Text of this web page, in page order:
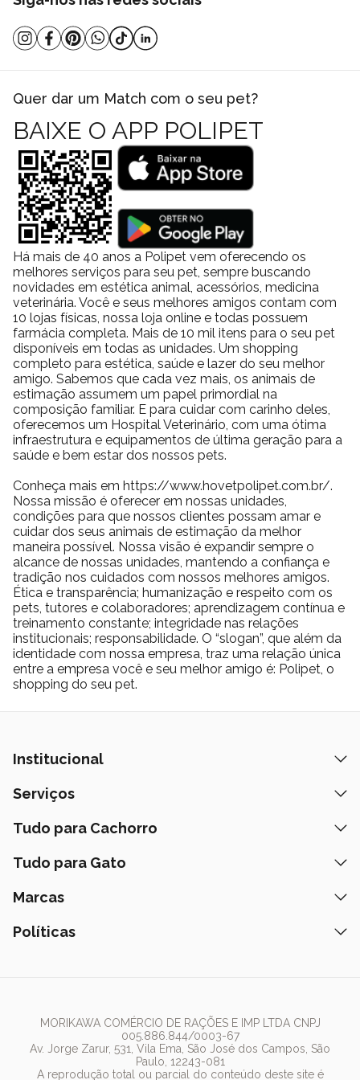
Não. A leitura pode ser feita diretamente pela câmera do celular
ou por qualquer aplicativo leitor de QR Code.
Sim. O perfil do pet pode ser atualizado sempre que necessário,
garantindo que as informações estejam sempre corretas.
A coleira machuca ou incomoda o pet?
Não. Os materiais foram escolhidos para oferecer conforto,
flexibilidade e segurança, sem puxar os pelos ou causar atrito
excessivo.
Uma escolha que combina cuidado, inovação e
tranquilidade
A Coleira Toh com Tag ID QR Code Coral P não é apenas um
acessório bonito. Ela é uma ferramenta de proteção ativa,
pensada para o mundo real, onde imprevistos acontecem. Ao unir
tecnologia acessível, materiais de alta qualidade e um design
funcional, ela entrega mais do que estilo: entrega tranquilidade
no dia a dia e uma chance real de reencontro rápido caso algo
saia do planejado.
Quer dar um Match com o seu pet?
BAIXE O APP POLIPET
Há mais de 40 anos a Polipet vem oferecendo os
melhores serviços para seu pet, sempre buscando
novidades em estética animal, acessórios, medicina
veterinária. Você e seus melhores amigos contam com
10 lojas físicas, nossa loja online e todas possuem
farmácia completa. Mais de 10 mil itens para o seu pet
disponíveis em todas as unidades. Um shopping
completo para estética, saúde e lazer do seu melhor
amigo. Sabemos que cada vez mais, os animais de
estimação assumem um papel primordial na
composição familiar. E para cuidar com carinho deles,
oferecemos um Hospital Veterinário, com uma ótima
infraestrutura e equipamentos de última geração para a
saúde e bem estar dos nossos pets.
Conheça mais em https://www.hovetpolipet.com.br/.
Nossa missão é oferecer em nossas unidades,
condições para que nossos clientes possam amar e
cuidar dos seus animais de estimação da melhor
maneira possível. Nossa visão é expandir sempre o
alcance de nossas unidades, mantendo a confiança e
tradição nos cuidados com nossos melhores amigos.
Ética e transparência; humanização e respeito com os
pets, tutores e colaboradores; aprendizagem contínua e
treinamento constante; integridade nas relações
institucionais; responsabilidade. O “slogan”, que além da
identidade com nossa empresa, traz uma relação única
entre a empresa você e seu melhor amigo é: Polipet, o
shopping do seu pet.
Institucional
Quem Somos
Prazos de Entrega
Fale Conosco
Lista de Desejos
Serviços
Banho e Tosa
Peça pelo Delivery
Assinatura Polipet
Tudo para Cachorro
Ração
Coleiras
Tudo para Gato
Ração
Marcas
Nexgard
Pedigree
Whiskas
Dog Chow
Políticas
MORIKAWA COMÉRCIO DE RAÇÕES E IMP LTDA CNPJ
005.886.844/0003-67
Av. Jorge Zarur, 531, Vila Ema, São José dos Campos, São
Paulo, 12243-081
A reprodução total ou parcial do conteúdo deste site é